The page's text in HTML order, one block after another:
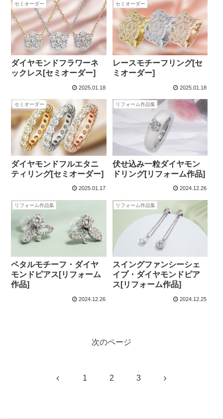
セミオーダー
ダイヤモンドフラワーネ
ックレス[セミオーダー]
2025.01.18
セミオーダー
レースモチーフリング[セ
ミオーダー]
2025.01.18
セミオーダー
ダイヤモンドフルエタニ
ティリング[セミオーダー]
2025.01.17
リフォーム作品集
伏せ込み一粒ダイヤモン
ドリング[リフォーム作品]
2024.12.26
リフォーム作品集
ペタルモチーフ・ダイヤ
モンドピアス[リフォーム
作品]
2024.12.26
リフォーム作品集
スイングファンシーシェ
イプ・ダイヤモンドピア
ス[リフォーム作品]
2024.12.25
次のページ
前 1 2 3 次